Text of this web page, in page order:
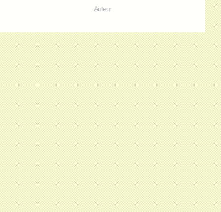
Auteur